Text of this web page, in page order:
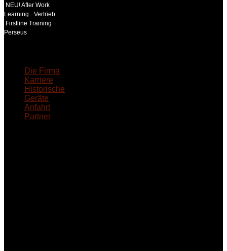
NEU! After Work
Learning
Vertrieb
Firstline Training
Perseus
Die Firma
Karriere
Historische
Geräte
Anfahrt
Partner